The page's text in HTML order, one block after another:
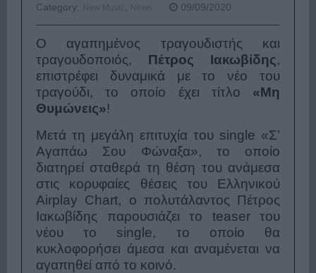
Category: New Music News 09/09/2020
Ο αγαπημένος τραγουδιστής και
τραγουδοποιός, Πέτρος Ιακωβίδης,
επιστρέφει δυναμικά με το νέο του
τραγούδι, το οποίο έχει τίτλο «Μη
Θυμώνεις»!
Μετά τη μεγάλη επιτυχία του single «Σ’
Αγαπάω Σου Φώναξα», το οποίο
διατηρεί σταθερά τη θέση του ανάμεσα
στις κορυφαίες θέσεις του Ελληνικού
Airplay Chart, ο πολυτάλαντος Πέτρος
Ιακωβίδης παρουσιάζει το teaser του
νέου το single, το οποίο θα
κυκλοφορήσει άμεσα και αναμένεται να
αγαπηθεί από το κοινό.